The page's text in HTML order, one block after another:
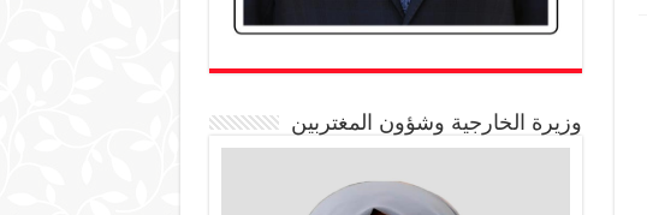
وزيرة الخارجية وشؤون المغتربين